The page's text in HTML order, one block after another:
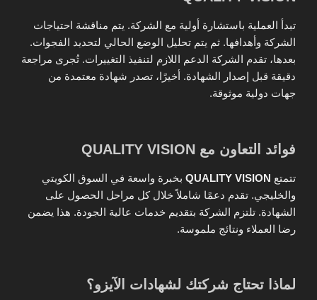
تبدأ العملية باستشارة أولية مع الشركة. يتم مناقشة احتياجات
الشركة وأهدافها. ثم يتم تحليل الوضع الحالي لتحديد الفجوات.
بعدها، تقدم الشركة الدعم اللازم لتنفيذ التغييرات. تُجرى مراجعة
دقيقة قبل إصدار الشهادة. أخيرًا، تصدر شهادة معتمدة من
جهات دولية موثوقة.
فوائد التعاون مع QUALITY VISION
تتمتع QUALITY VISION بخبرة واسعة في السوق الكويتي
والخليجي. تقدم دعمًا شاملاً خلال كل مراحل الحصول على
الشهادة. تلتزم الشركة بتقديم خدمات عالية الجودة. هذا يضمن
رضا العملاء ونتائج ملموسة.
لماذا تحتاج شركتك لشهادات الآيزو؟